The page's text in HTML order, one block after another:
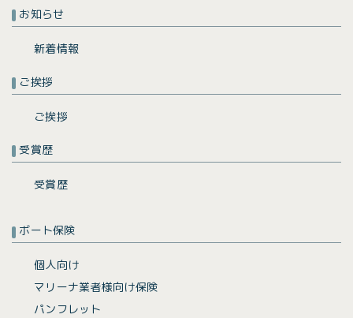
お知らせ
新着情報
ご挨拶
ご挨拶
受賞歴
受賞歴
ボート保険
個人向け
マリーナ業者様向け保険
パンフレット